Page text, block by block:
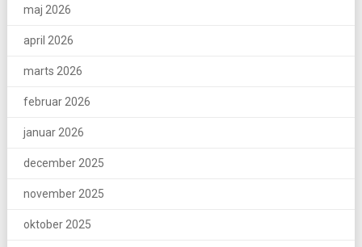
maj 2026
april 2026
marts 2026
februar 2026
januar 2026
december 2025
november 2025
oktober 2025